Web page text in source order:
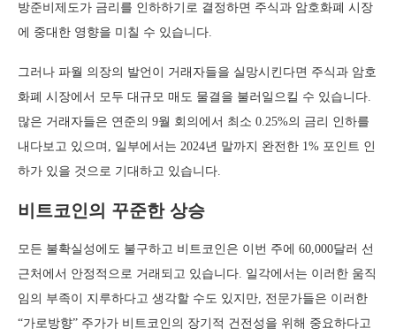
방준비제도가 금리를 인하하기로 결정하면 주식과 암호화폐 시장
에 중대한 영향을 미칠 수 있습니다.
그러나 파월 의장의 발언이 거래자들을 실망시킨다면 주식과 암호
화폐 시장에서 모두 대규모 매도 물결을 불러일으킬 수 있습니다.
많은 거래자들은 연준의 9월 회의에서 최소 0.25%의 금리 인하를
내다보고 있으며, 일부에서는 2024년 말까지 완전한 1% 포인트 인
하가 있을 것으로 기대하고 있습니다.
비트코인의 꾸준한 상승
모든 불확실성에도 불구하고 비트코인은 이번 주에 60,000달러 선
근처에서 안정적으로 거래되고 있습니다. 일각에서는 이러한 움직
임의 부족이 지루하다고 생각할 수도 있지만, 전문가들은 이러한
“가로방향” 주가가 비트코인의 장기적 건전성을 위해 중요하다고